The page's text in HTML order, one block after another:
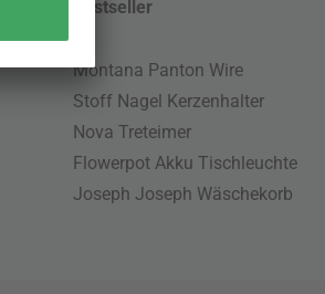
Bestseller
Montana Panton Wire
Stoff Nagel Kerzenhalter
Nova Treteimer
Flowerpot Akku Tischleuchte
Joseph Joseph Wäschekorb